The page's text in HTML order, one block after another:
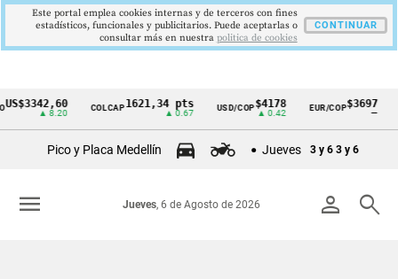
Cintillo
Colombia
COLCAP1621,34 pts USD/COP$4178
▲ 0.42
EUR/COP$3697
—
Pico y Placa Medellín Jueves 3 y 6 3 y 6
person search
Jueves, 6 de Agosto de 2026
menu
Este portal emplea cookies internas y de terceros con fines
estadísticos, funcionales y publicitarios. Puede aceptarlas o
consultar más en nuestra politica de cookies
CONTINUAR